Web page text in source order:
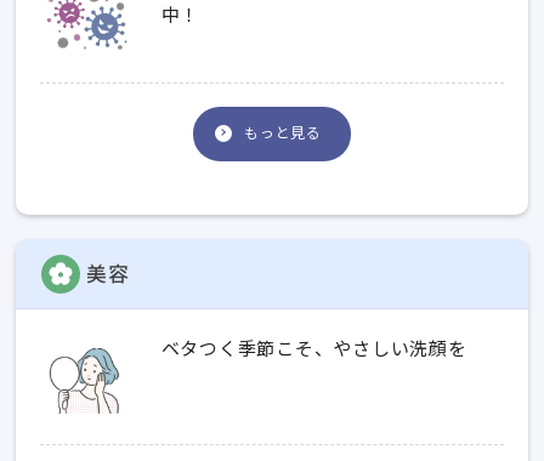
中！
もっと見る
美容
ベタつく季節こそ、やさしい洗顔を